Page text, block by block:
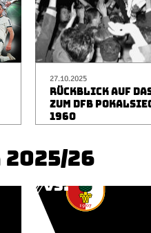
27.10.2025
RÜCKBLICK AUF
ZUM DFB
1960
2025/26